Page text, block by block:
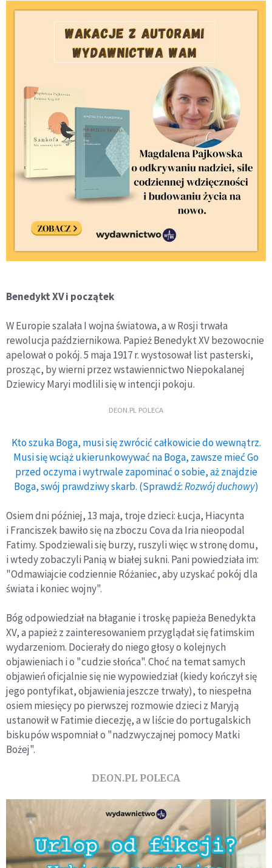
Benedykt XV i początek
W Europie szalała I wojna światowa, a w Rosji trwała
rewolucja październikowa. Papież Benedykt XV bezowocnie
apelował o pokój. 5 maja 1917 r. wystosował list pasterski,
prosząc, by wierni przez wstawiennictwo Niepokalanej
Dziewicy Maryi modlili się w intencji pokoju.
DEON.PL POLECA
Kto szuka Boga, musi się zwrócić całkowicie do wewnątrz.
Musi się wciąż ukierunkowywać na Boga, zawsze mieć Go
przed oczyma i wytrwale zapominać o sobie, aż znajdzie
Boga, swój prawdziwy skarb. (Sprawdź:Rozwój duchowy)
Osiem dni później, 13 maja, troje dzieci: Łucja, Hiacynta
i Franciszek bawiło się na zboczu Cova da Iria nieopodal
Fatimy. Spodziewali się burzy, ruszyli więc w stronę domu,
i wtedy zobaczyli Panią w białej sukni. Pani powiedziała im:
"Odmawiajcie codziennie Różaniec, aby uzyskać pokój dla
świata i koniec wojny".
Bóg odpowiedział na błaganie i troskę papieża Benedykta
XV, a papież z zainteresowaniem przyglądał się fatimskim
wydarzeniom. Docierały do niego głosy o kolejnych
objawieniach i o "cudzie słońca". Choć na temat samych
objawień oficjalnie się nie wypowiedział (kiedy kończył się
jego pontyfikat, objawienia jeszcze trwały), to niespełna
osiem miesięcy po pierwszej rozmowie dzieci z Maryją
ustanowił w Fatimie diecezję, a w liście do portugalskich
biskupów wspomniał o "nadzwyczajnej pomocy Matki
Bożej".
DEON.PL POLECA